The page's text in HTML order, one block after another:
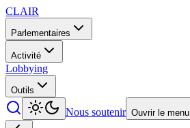
CLAIR
Parlementaires
Activité
Lobbying
Outils
Nous soutenir Ouvrir le menu